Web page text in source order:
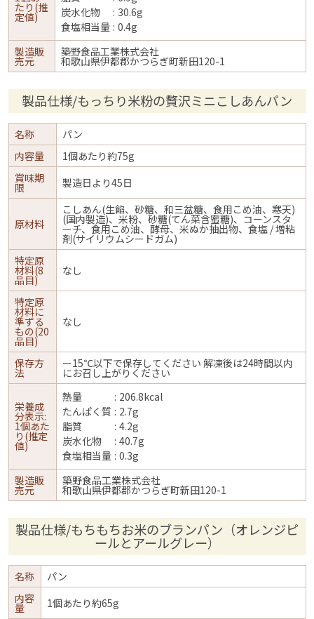
たり(推
定値)
炭水化物
30.6g
食塩相当量 0.4g
製造販
売元
築野食品工業株式会社
和歌山県伊都郡かつらぎ町新田120-1
製品仕様/もっちり米粉の贅沢ミニこしあんパン
名称
パン
内容量
1個あたり約75g
賞味期
限 製造日より45日
原材料
こしあん(生餡、砂糖、和三盆糖、食用こめ油、寒天)
(国内製造)、米粉、砂糖(てん菜含蜜糖)、コーンスタ
ーチ、食用こめ油、酵母、米ぬか抽出物、食塩 / 増粘
剤(サイリウムシードガム)
特定原
材料(8
品目)
なし
特定原
材料に
準ずる
もの(20
品目)
なし
保存方
法
ー15℃以下で保存してください 解凍後は24時間以内
にお召し上がりください
栄養成
分表示:
1個あた
り(推定
値)
熱量
206.8kcal
たんぱく質
2.7g
脂質
4.2g
炭水化物
40.7g
食塩相当量 0.3g
製造販
売元
築野食品工業株式会社
和歌山県伊都郡かつらぎ町新田120-1
製品仕様/もちもちお米のブランパン（オレンジピ
ールとアールグレー）
名称
パン
内容
量
1個あたり約65g